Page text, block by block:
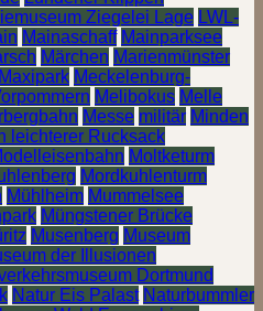
Ziegelei Lage LWL-
Mainaschaff Mainparksee
Märchen Marienmünster
Maxipark Meckelenburg-
Melibokus Melle
Messe militär Minden
leichterer Rucksack
Moltketurm
Mordkuhlenturm
Mühlheim Mummelsee
Müngstener Brücke
Musenberg Museum
der Illusionen
Dortmund
Natur Eis Palast Naturbummler